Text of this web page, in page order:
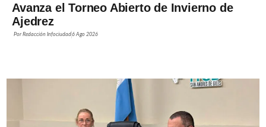
Avanza el Torneo Abierto de Invierno de
Ajedrez
PorRedacción Infociudad6 Ago 2026